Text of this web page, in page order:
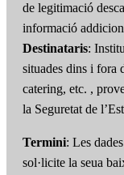
de legitimació
informació
Destinataris:
situades dins i fora
catering, etc. ,
la Seguretat de
Termini: Les
sol·licite la seua